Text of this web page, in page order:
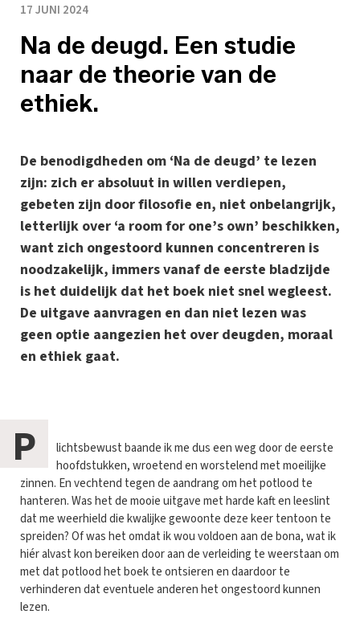
17 JUNI 2024
Na de deugd. Een studie
naar de theorie van de
ethiek.
De benodigdheden om ‘Na de deugd’ te lezen
zijn: zich er absoluut in willen verdiepen,
gebeten zijn door filosofie en, niet onbelangrijk,
letterlijk over ‘a room for one’s own’ beschikken,
want zich ongestoord kunnen concentreren is
noodzakelijk, immers vanaf de eerste bladzijde
is het duidelijk dat het boek niet snel wegleest.
De uitgave aanvragen en dan niet lezen was
geen optie aangezien het over deugden, moraal
en ethiek gaat.
P
lichtsbewust baande ik me dus een weg door de eerste
hoofdstukken, wroetend en worstelend met moeilijke
zinnen. En vechtend tegen de aandrang om het potlood te
hanteren. Was het de mooie uitgave met harde kaft en leeslint
dat me weerhield die kwalijke gewoonte deze keer tentoon te
spreiden? Of was het omdat ik wou voldoen aan de bona, wat ik
hiér alvast kon bereiken door aan de verleiding te weerstaan om
met dat potlood het boek te ontsieren en daardoor te
verhinderen dat eventuele anderen het ongestoord kunnen
lezen.